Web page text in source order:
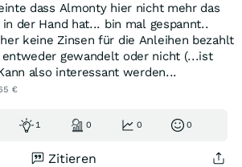
dass Almonty hier nicht mehr das
der Hand hat... bin mal gespannt..
keine Zinsen für die Anleihen bezahlt
gewandelt oder nicht (...ist
also interessant werden...
€
1 0 0 0
Zitieren